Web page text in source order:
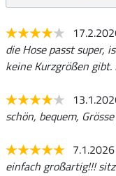
die Hose passt super,
keine Kurzgrößen
schön, bequem,
7.1.2026
einfach großartig!!!